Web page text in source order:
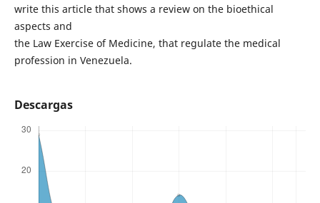
write this article that shows a review on the bioethical
aspects and
the Law Exercise of Medicine, that regulate the medical
profession in Venezuela.
Descargas